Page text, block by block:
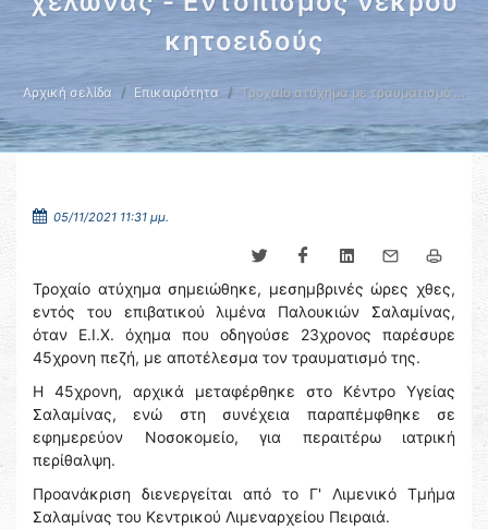
κητοειδούς
Αρχική σελίδα Επικαιρότητα Τροχαίο ατύχημα με τραυματισμό …
05/11/2021 11:31 μμ.
Τροχαίο ατύχημα σημειώθηκε, μεσημβρινές ώρες χθες,
εντός του επιβατικού λιμένα Παλουκιών Σαλαμίνας,
όταν Ε.Ι.Χ. όχημα που οδηγούσε 23χρονος παρέσυρε
45χρονη πεζή, με αποτέλεσμα τον τραυματισμό της.
Η 45χρονη, αρχικά μεταφέρθηκε στο Κέντρο Υγείας
Σαλαμίνας, ενώ στη συνέχεια παραπέμφθηκε σε
εφημερεύον Νοσοκομείο, για περαιτέρω ιατρική
περίθαλψη.
Προανάκριση διενεργείται από το Γ' Λιμενικό Τμήμα
Σαλαμίνας του Κεντρικού Λιμεναρχείου Πειραιά.